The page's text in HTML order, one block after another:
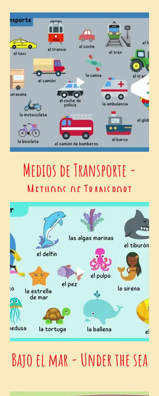
Medios de Transporte -
Methods of Transport
Bajo el mar - Under the sea